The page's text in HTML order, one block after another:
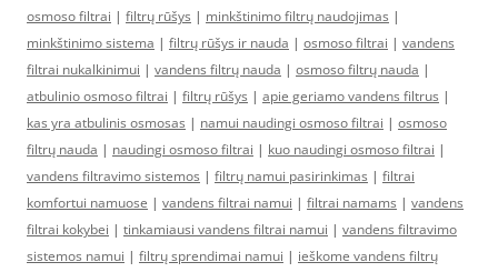
osmoso filtrai | filtrų rūšys | minkštinimo filtrų naudojimas |
minkštinimo sistema | filtrų rūšys ir nauda | osmoso filtrai | vandens
filtrai nukalkinimui | vandens filtrų nauda | osmoso filtrų nauda |
atbulinio osmoso filtrai | filtrų rūšys | apie geriamo vandens filtrus |
kas yra atbulinis osmosas | namui naudingi osmoso filtrai | osmoso
filtrų nauda | naudingi osmoso filtrai | kuo naudingi osmoso filtrai |
vandens filtravimo sistemos | filtrų namui pasirinkimas | filtrai
komfortui namuose | vandens filtrai namui | filtrai namams | vandens
filtrai kokybei | tinkamiausi vandens filtrai namui | vandens filtravimo
sistemos namui | filtrų sprendimai namui | ieškome vandens filtrų